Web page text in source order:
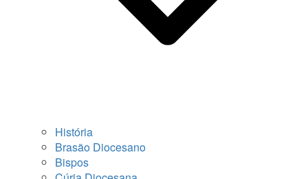
História
Brasão Diocesano
Bispos